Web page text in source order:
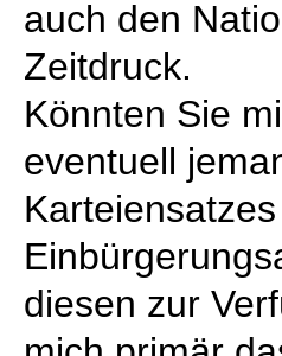
auch den
Zeitdruck.
Könnten Sie
eventuell
diesen zur